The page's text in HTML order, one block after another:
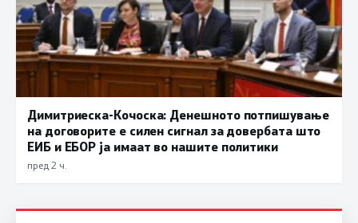
Димитриеска-Кочоска: Денешното потпишување
на договорите е силен сигнал за довербата што
ЕИБ и ЕБОР ја имаат во нашите политики
пред 2 ч.